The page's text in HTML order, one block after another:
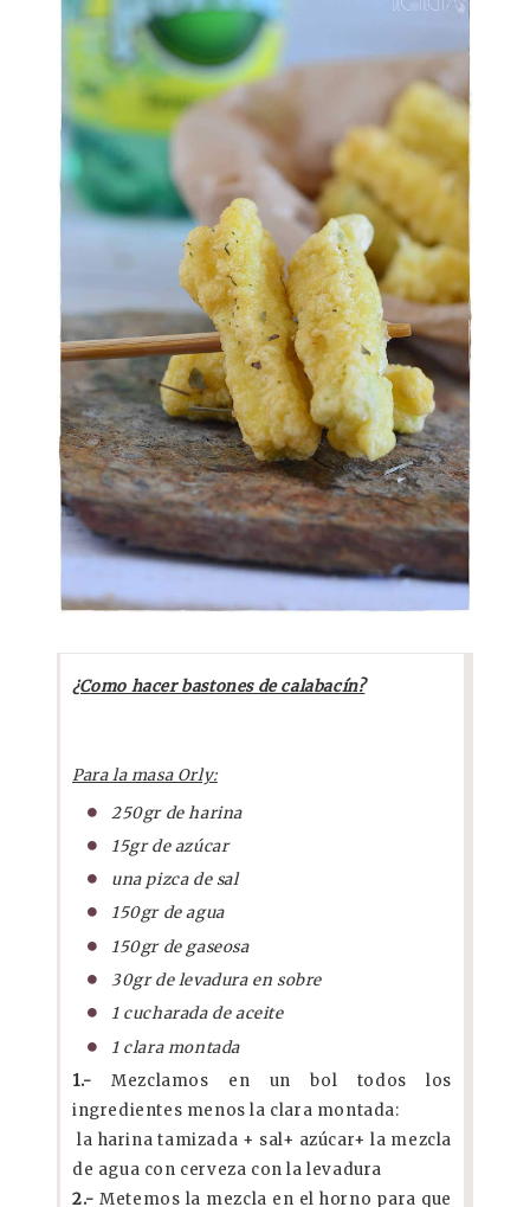
¿Como hacer bastones de calabacín?
Para la masa Orly:
250gr de harina
15gr de azúcar
una pizca de sal
150gr de agua
150gr de gaseosa
30gr de levadura en sobre
1 cucharada de aceite
1 clara montada
1.- Mezclamos en un bol todos los
ingredientes menos la clara montada:
la harina tamizada + sal+ azúcar+ la mezcla
de agua con cerveza con la levadura
2.- Metemos la mezcla en el horno para que